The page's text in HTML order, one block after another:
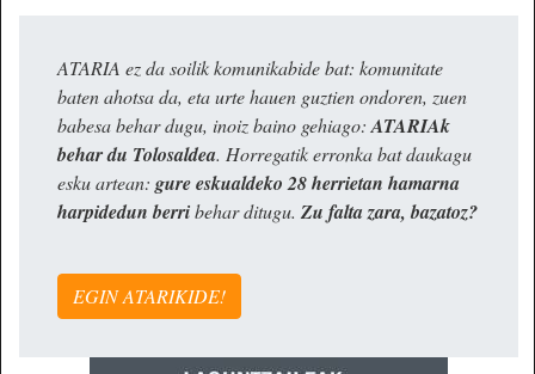
ATARIA ez da soilik komunikabide bat: komunitate
baten ahotsa da, eta urte hauen guztien ondoren, zuen
babesa behar dugu, inoiz baino gehiago:ATARIAk
behar du Tolosaldea. Horregatik erronka bat daukagu
esku artean: gure eskualdeko 28 herrietan hamarna
harpidedun berribehar ditugu. Zu falta zara, bazatoz?
EGIN ATARIKIDE!